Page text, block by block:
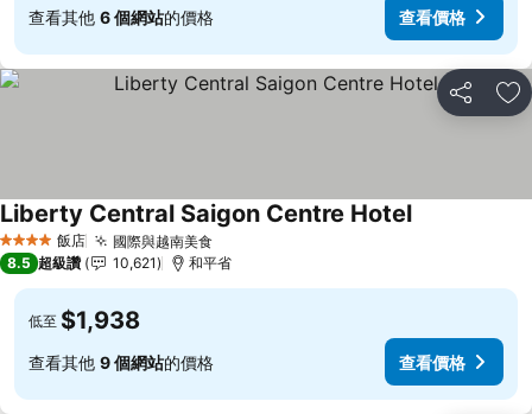
查看其他 6 個網站的價格 查看價格
分享 加
4 星級 飯店 國際與越南美食查看價格
Liberty Central Saigon Centre Hotel查看價格
8.5 超級讚 10,621 和平省
低至 $1,938
查看其他 9 個網站的價格 查看價格